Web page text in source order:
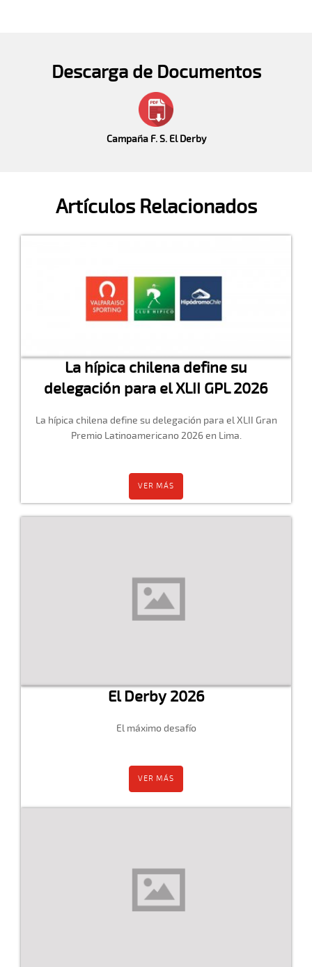
Descarga de Documentos
Campaña F. S. El Derby
Artículos Relacionados
La hípica chilena define su
delegación para el XLII GPL 2026
La hípica chilena define su delegación para el XLII Gran
Premio Latinoamericano 2026 en Lima.
VER MÁS
El Derby 2026
El máximo desafío
VER MÁS